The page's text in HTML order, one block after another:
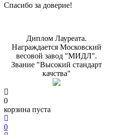
Спасибо за доверие!
Диплом Лауреата.
Награждается Московский
весовой завод "МИДЛ".
Звание "Высокий стандарт
качства"
0
корзина пуста
0